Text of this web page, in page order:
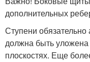
дополнительных
Ступени
должна быть уложена
плоскостях. Еще